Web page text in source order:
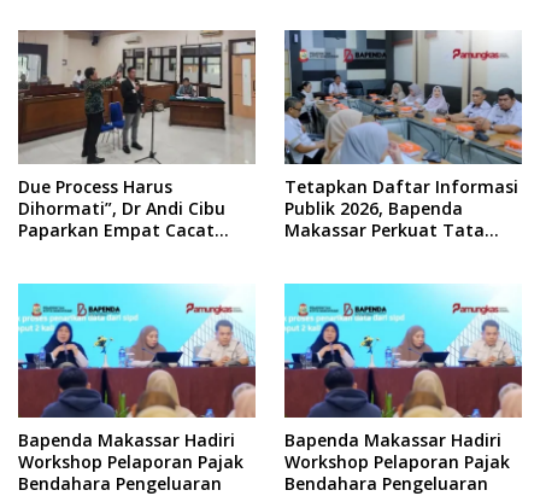
Due Process Harus
Dihormati”, Dr Andi Cibu
Paparkan Empat Cacat
Tetapkan Daftar Informasi
Publik 2026, Bapenda
Makassar Perkuat Tata
Bapenda Makassar Hadiri
Workshop Pelaporan Pajak
Bendahara Pengeluaran
Bapenda Makassar Hadiri
Workshop Pelaporan Pajak
Bendahara Pengeluaran